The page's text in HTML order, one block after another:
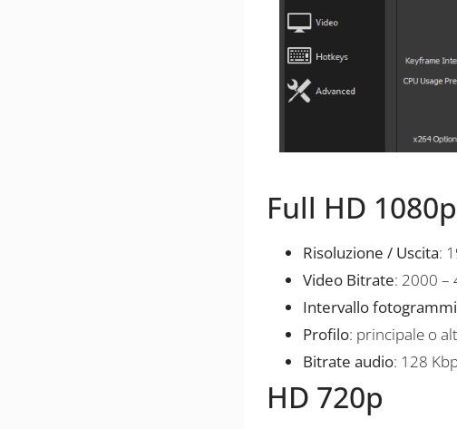
Full HD 1080p
Risoluzione / Uscita:
Video Bitrate: 2000 –
Intervallo
Profilo: principale o
Bitrate audio: 128
HD 720p